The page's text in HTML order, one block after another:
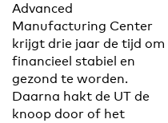
Advanced
Manufacturing Center
krijgt drie jaar de tijd om
financieel stabiel en
gezond te worden.
Daarna hakt de UT de
knoop door of het